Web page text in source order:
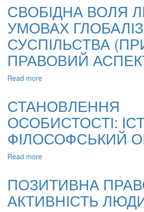
РІЧЧЯ
ВІД
ДНЯ
НАРОДЖЕННЯ
І.
Я.
РОЗУМІННЯ
СВОБОДИ
ЛЮДИНИ
СВОБІДНА ВОЛЯ
УМОВАХ
СУСПІЛЬСТВА
ПРАВОВИЙ
Read more
ЛЮДИНИ
В
УМОВАХ
ГЛОБАЛІЗАЦІЇ
СУСПІЛЬСТВА
СТАНОВЛЕННЯ
ОСОБИСТОСТІ:
ФІЛОСОФСЬКИЙ
Read more
ІСТОРИКО-
ФІЛОСОФСЬКИЙ
ОГЛЯД
ПОЗИТИВНА
АКТИВНІСТЬ